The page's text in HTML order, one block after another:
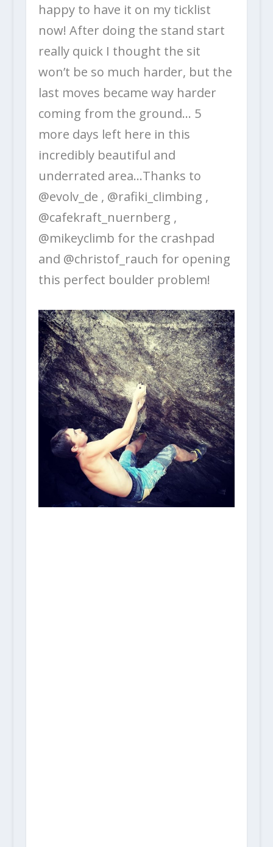
happy to have it on my ticklist
now! After doing the stand start
really quick I thought the sit
won’t be so much harder, but the
last moves became way harder
coming from the ground… 5
more days left here in this
incredibly beautiful and
underrated area…Thanks to
@evolv_de , @rafiki_climbing ,
@cafekraft_nuernberg ,
@mikeyclimb for the crashpad
and @christof_rauch for opening
this perfect boulder problem!